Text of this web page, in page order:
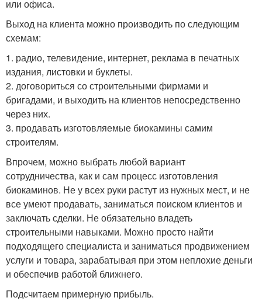
или офиса.
Выход на клиента можно производить по следующим
схемам:
1. радио, телевидение, интернет, реклама в печатных
издания, листовки и буклеты.
2. договориться со строительными фирмами и
бригадами, и выходить на клиентов непосредственно
через них.
3. продавать изготовляемые биокамины самим
строителям.
Впрочем, можно выбрать любой вариант
сотрудничества, как и сам процесс изготовления
биокаминов. Не у всех руки растут из нужных мест, и не
все умеют продавать, заниматься поиском клиентов и
заключать сделки. Не обязательно владеть
строительными навыками. Можно просто найти
подходящего специалиста и заниматься продвижением
услуги и товара, зарабатывая при этом неплохие деньги
и обеспечив работой ближнего.
Подсчитаем примерную прибыль.